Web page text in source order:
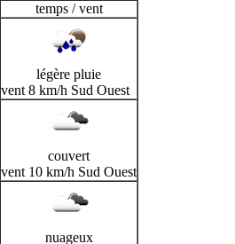
temps / vent
légère pluie
vent 8 km/h Sud Ouest
couvert
vent 10 km/h Sud Ouest
nuageux